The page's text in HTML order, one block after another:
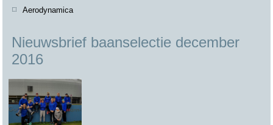
Aerodynamica
Nieuwsbrief baanselectie december
2016